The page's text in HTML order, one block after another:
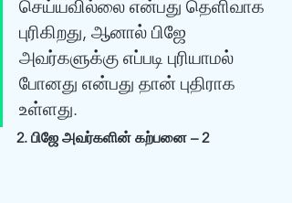
செய்யவில்லை என்பது தெளிவாக
புரிகிறது, ஆனால் பிஜே
அவர்களுக்கு எப்படி புரியாமல்
போனது என்பது தான் புதிராக
உள்ளது.
2. பிஜே அவர்களின் கற்பனை – 2